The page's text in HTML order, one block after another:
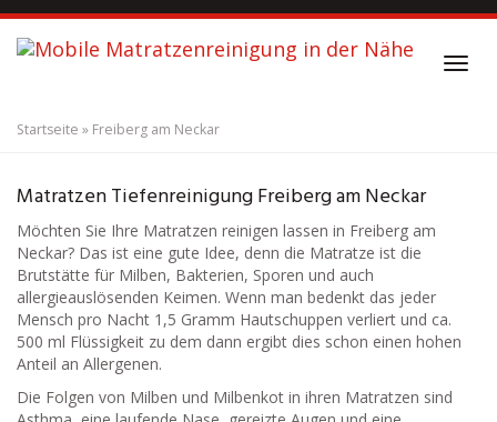
S
T
Startseite » Freiberg am Neckar
Matratzen Tiefenreinigung Freiberg am Neckar
Möchten Sie Ihre Matratzen reinigen lassen in Freiberg am
Neckar? Das ist eine gute Idee, denn die Matratze ist die
Brutstätte für Milben, Bakterien, Sporen und auch
allergieauslösenden Keimen. Wenn man bedenkt das jeder
Mensch pro Nacht 1,5 Gramm Hautschuppen verliert und ca.
500 ml Flüssigkeit zu dem dann ergibt dies schon einen hohen
Anteil an Allergenen.
Die Folgen von Milben und Milbenkot in ihren Matratzen sind